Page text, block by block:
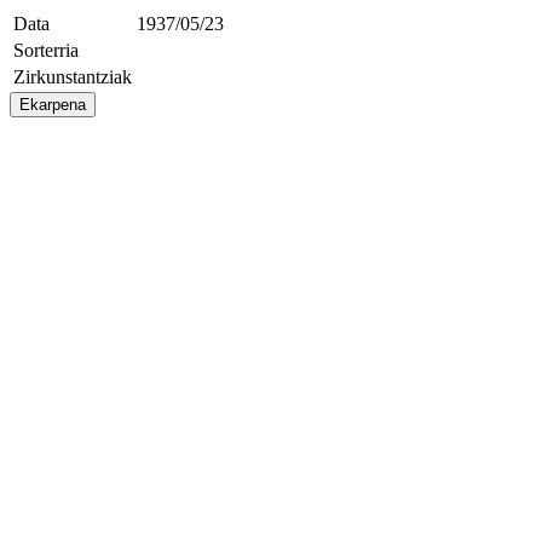
Data
1937/05/23
Sorterria
Zirkunstantziak